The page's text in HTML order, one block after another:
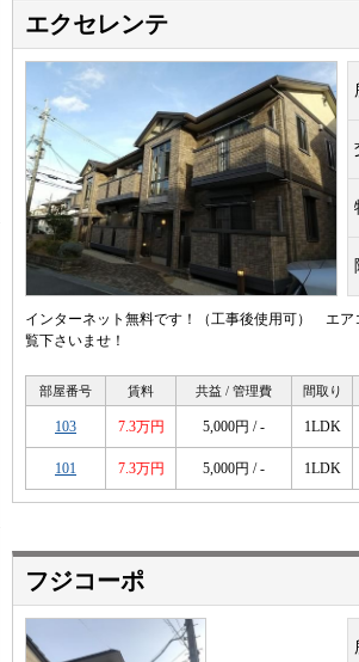
エクセレンテ
インターネット無料です！（工事後使用可） エ
覧下さいませ！
部屋番号 賃料 共益 / 管理費 間取り
103 7.3万円 5,000円 / - 1LDK
101 7.3万円 5,000円 / - 1LDK
フジコーポ